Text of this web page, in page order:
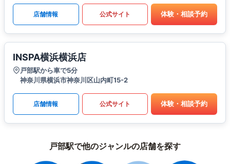
店舗情報 公式サイト 体験・相談予約
INSPA横浜横浜店
戸部駅から車で5分
神奈川県横浜市神奈川区山内町15-2
店舗情報 公式サイト 体験・相談予約
戸部駅で他のジャンルの店舗を探す